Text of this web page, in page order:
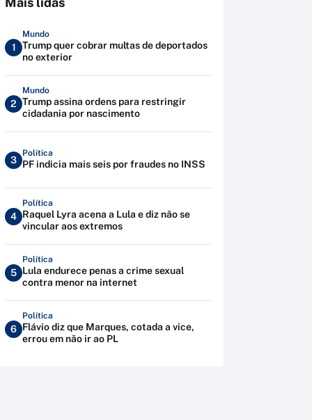
1
Mundo
Trump quer cobrar multas de deportados
no exterior
2
Mundo
Trump assina ordens para restringir
cidadania por nascimento
3
Política
PF indicia mais seis por fraudes no INSS
4
Política
Raquel Lyra acena a Lula e diz não se
vincular aos extremos
5
Política
Lula endurece penas a crime sexual
contra menor na internet
6
Política
Flávio diz que Marques, cotada a vice,
errou em não ir ao PL